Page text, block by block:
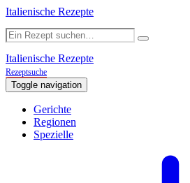
Italienische Rezepte
Italienische Rezepte
Rezeptsuche
Toggle navigation
Gerichte
Regionen
Spezielle